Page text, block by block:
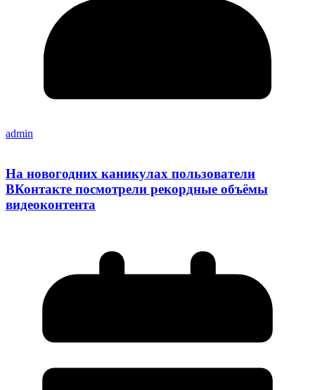
admin
На новогодних каникулах пользователи
ВКонтакте посмотрели рекордные объёмы
видеоконтента